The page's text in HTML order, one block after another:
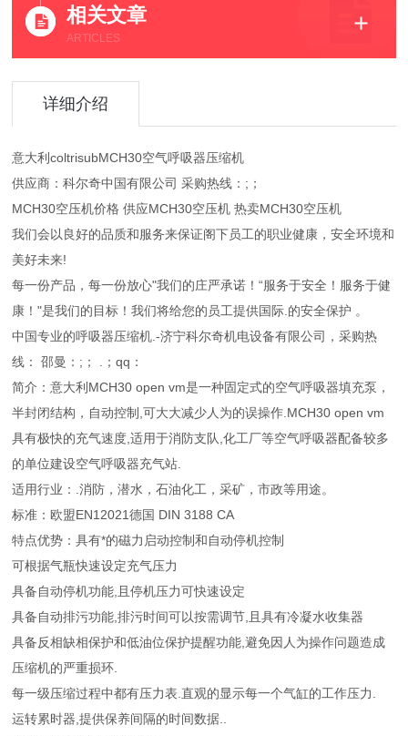
相关文章
ARTICLES
详细介绍
意大利coltrisubMCH30空气呼吸器压缩机
供应商：科尔奇中国有限公司 采购热线：;；
MCH30空压机价格 供应MCH30空压机 热卖MCH30空压机
我们会以良好的品质和服务来保证阁下员工的职业健康，安全环境和
美好未来!
每一份产品，每一份放心"我们的庄严承诺！“服务于安全！服务于健
康！"是我们的目标！我们将给您的员工提供国际.的安全保护 。
中国专业的呼吸器压缩机.-济宁科尔奇机电设备有限公司，采购热
线： 邵曼：;； .；qq：
简介：意大利MCH30 open vm是一种固定式的空气呼吸器填充泵，
半封闭结构，自动控制,可大大减少人为的误操作.MCH30 open vm
具有极快的充气速度,适用于消防支队,化工厂等空气呼吸器配备较多
的单位建设空气呼吸器充气站.
适用行业：.消防，潜水，石油化工，采矿，市政等用途。
标准：欧盟EN12021德国 DIN 3188 CA
特点优势：具有*的磁力启动控制和自动停机控制
可根据气瓶快速设定充气压力
具备自动停机功能,且停机压力可快速设定
具备自动排污功能,排污时间可以按需调节,且具有冷凝水收集器
具备反相缺相保护和低油位保护提醒功能,避免因人为操作问题造成
压缩机的严重损环.
每一级压缩过程中都有压力表.直观的显示每一个气缸的工作压力.
运转累时器,提供保养间隔的时间数据..